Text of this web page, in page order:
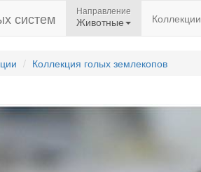
систем Направление
Животные Коллекции
Коллекция голых землекопов